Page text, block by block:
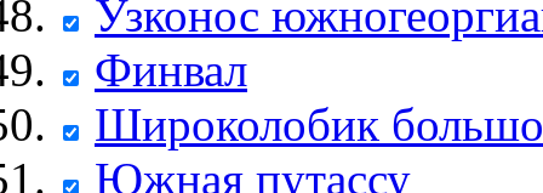
Узконос
Финвал
Широколобик
Южная путассу